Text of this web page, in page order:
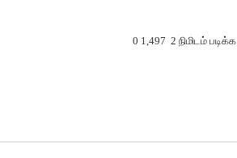
0 1,497 2 நிமிடம் படிக்க